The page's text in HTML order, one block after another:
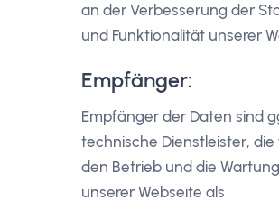
an der Verbesserung der
und Funktionalität unserer
Empfänger:
Empfänger der Daten sind
technische Dienstleister, die
den Betrieb und die Wartung
unserer Webseite als